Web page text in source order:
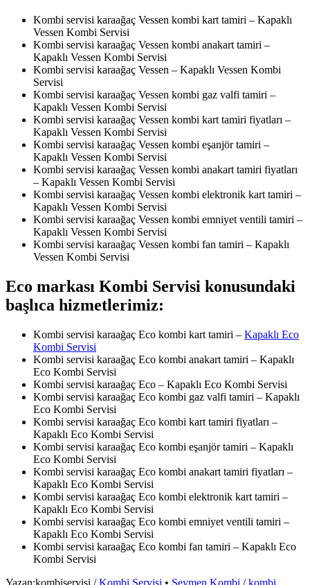
Kombi servisi karaağaç Vessen kombi kart tamiri – Kapaklı
Vessen Kombi Servisi
Kombi servisi karaağaç Vessen kombi anakart tamiri –
Kapaklı Vessen Kombi Servisi
Kombi servisi karaağaç Vessen – Kapaklı Vessen Kombi
Servisi
Kombi servisi karaağaç Vessen kombi gaz valfi tamiri –
Kapaklı Vessen Kombi Servisi
Kombi servisi karaağaç Vessen kombi kart tamiri fiyatları –
Kapaklı Vessen Kombi Servisi
Kombi servisi karaağaç Vessen kombi eşanjör tamiri –
Kapaklı Vessen Kombi Servisi
Kombi servisi karaağaç Vessen kombi anakart tamiri fiyatları
– Kapaklı Vessen Kombi Servisi
Kombi servisi karaağaç Vessen kombi elektronik kart tamiri –
Kapaklı Vessen Kombi Servisi
Kombi servisi karaağaç Vessen kombi emniyet ventili tamiri –
Kapaklı Vessen Kombi Servisi
Kombi servisi karaağaç Vessen kombi fan tamiri – Kapaklı
Vessen Kombi Servisi
Eco markası Kombi Servisi konusundaki
başlıca hizmetlerimiz:
Kombi servisi karaağaç Eco kombi kart tamiri – Kapaklı Eco
Kombi Servisi
Kombi servisi karaağaç Eco kombi anakart tamiri – Kapaklı
Eco Kombi Servisi
Kombi servisi karaağaç Eco – Kapaklı Eco Kombi Servisi
Kombi servisi karaağaç Eco kombi gaz valfi tamiri – Kapaklı
Eco Kombi Servisi
Kombi servisi karaağaç Eco kombi kart tamiri fiyatları –
Kapaklı Eco Kombi Servisi
Kombi servisi karaağaç Eco kombi eşanjör tamiri – Kapaklı
Eco Kombi Servisi
Kombi servisi karaağaç Eco kombi anakart tamiri fiyatları –
Kapaklı Eco Kombi Servisi
Kombi servisi karaağaç Eco kombi elektronik kart tamiri –
Kapaklı Eco Kombi Servisi
Kombi servisi karaağaç Eco kombi emniyet ventili tamiri –
Kapaklı Eco Kombi Servisi
Kombi servisi karaağaç Eco kombi fan tamiri – Kapaklı Eco
Kombi Servisi
Yazan:kombiservisi / Kombi Servisi • Seymen Kombi / kombi